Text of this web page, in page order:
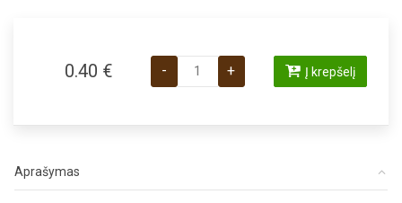
0.40 € -
produkto kiekis: My Love Beef in gravy
+ Į krepšelį
Aprašymas